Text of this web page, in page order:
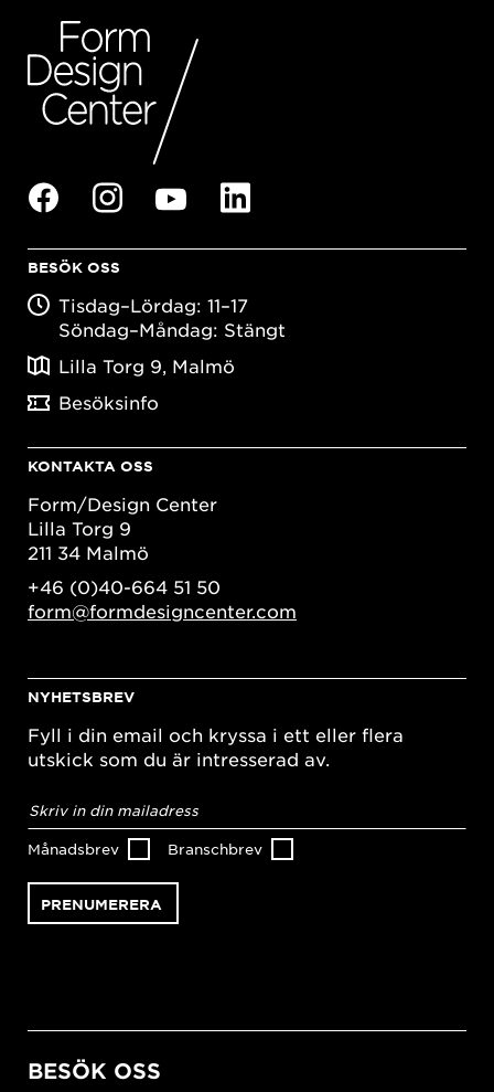
BESÖK OSS
Tisdag–Lördag: 11–17
Söndag–Måndag: Stängt
Lilla Torg 9, Malmö
Besöksinfo
KONTAKTA OSS
Form/Design Center
Lilla Torg 9
211 34 Malmö
+46 (0)40-664 51 50
form@formdesigncenter.com
NYHETSBREV
Fyll i din email och kryssa i ett eller flera
utskick som du är intresserad av.
postadress*
Månadsbrev Branschbrev
BESÖK OSS